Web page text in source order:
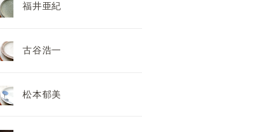
福井亜紀
古谷浩一
松本郁美